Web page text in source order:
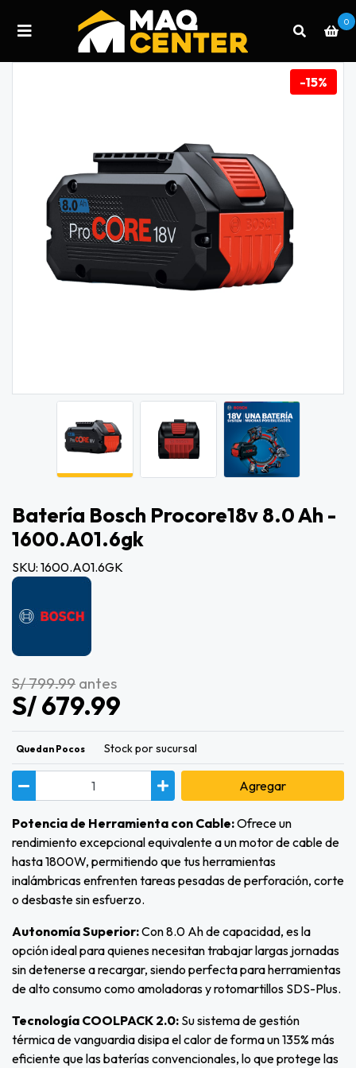
0
-15%
Batería Bosch Procore18v 8.0 Ah -
1600.a01.6gk
SKU: 1600.A01.6GK
S/ 799.99 antes
S/ 679.99
Quedan Pocos Stock por sucursal
Agregar
Potencia de Herramienta con Cable:Ofrece un
rendimiento excepcional equivalente a un motor de cable de
hasta 1800W, permitiendo que tus herramientas
inalámbricas enfrenten tareas pesadas de perforación, corte
o desbaste sin esfuerzo.
Autonomía Superior:Con 8.0 Ah de capacidad, es la
opción ideal para quienes necesitan trabajar largas jornadas
sin detenerse a recargar, siendo perfecta para herramientas
de alto consumo como amoladoras y rotomartillos SDS-Plus.
Tecnología COOLPACK 2.0: Su sistema de gestión
térmica de vanguardia disipa el calor de forma un 135% más
eficiente que las baterías convencionales, lo que protege las